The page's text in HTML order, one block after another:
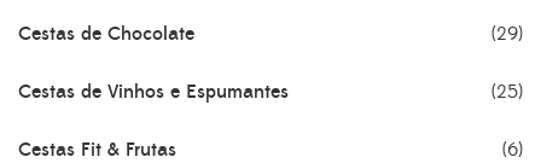
Cestas de Chocolate (29)
Cestas de Vinhos e Espumantes (25)
Cestas Fit & Frutas (6)